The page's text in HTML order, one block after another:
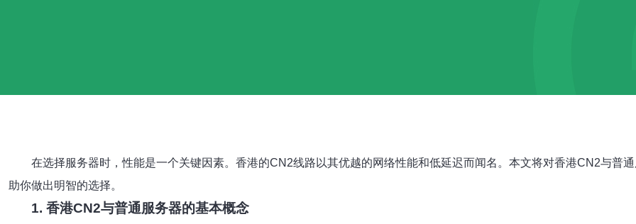
在选择服务器时，性能是一个关键因素。香港的CN2线路以其优越的网络性能和低延迟而闻名。本文将对香港CN2与普
助你做出明智的选择。
1. 香港CN2与普通服务器的基本概念